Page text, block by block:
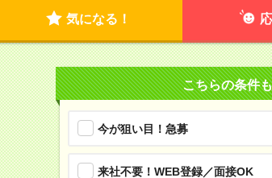
気になる！
こちらの条件
今が狙い目！急募
来社不要！WEB登録／面接OK